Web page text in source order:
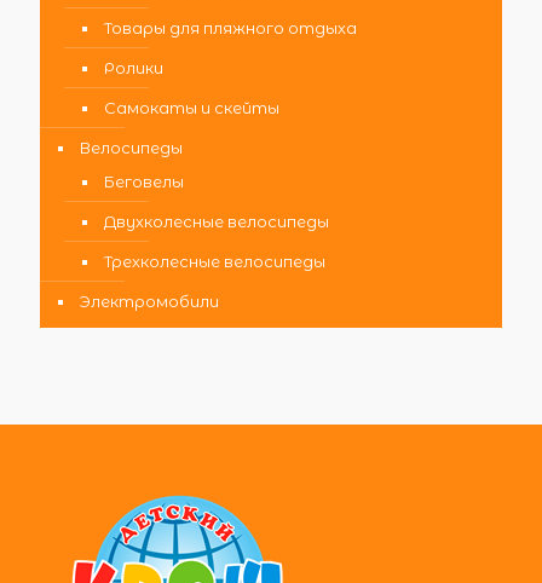
Товары для пляжного отдыха
Ролики
Самокаты и скейты
Велосипеды
Беговелы
Двухколесные велосипеды
Трехколесные велосипеды
Электромобили